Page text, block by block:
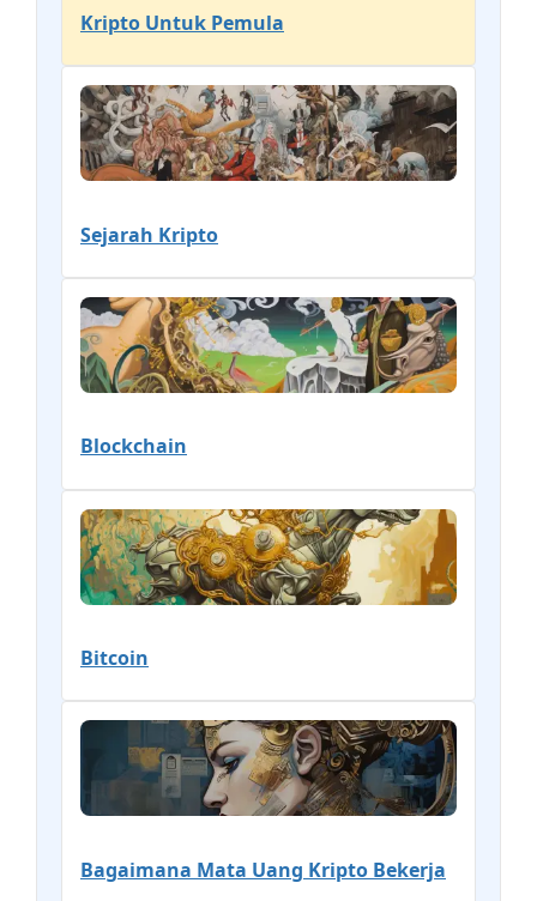
Kripto Untuk Pemula
Sejarah Kripto
Blockchain
Bitcoin
Bagaimana Mata Uang Kripto Bekerja